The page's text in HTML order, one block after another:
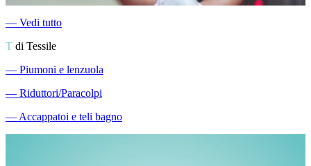
― Vedi tutto
T di Tessile
― Piumoni e lenzuola
― Riduttori/Paracolpi
―Accappatoi e teli bagno